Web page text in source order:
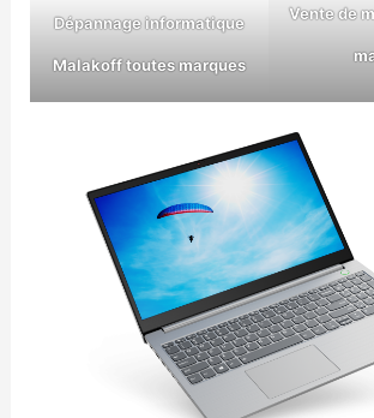
Dépannage informatique
Malakoff toutes marques
Vente de